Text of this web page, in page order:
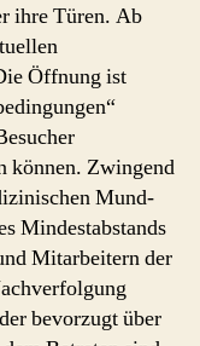
ihre Türen. Ab
Öffnung ist
können. Zwingend
Mund-
Mindestabstands
Mitarbeitern der
bevorzugt über